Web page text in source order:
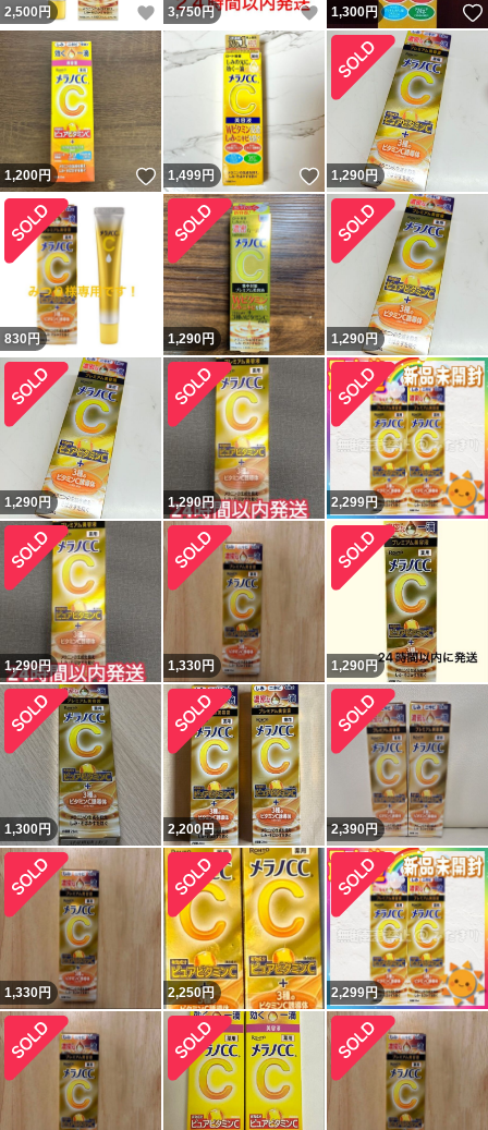
2,500 円 いいね！
3,750円 いいね！
1,300円
1,200円 いいね！
1,499円 いいね！
1,290円
830 円 1,290円 1,290円
1,290円 1,290円 2,299円
1,290円 1,330円 1,290 円
1,300円 2,200円 2,390円
1,330円 2,250円 2,299円